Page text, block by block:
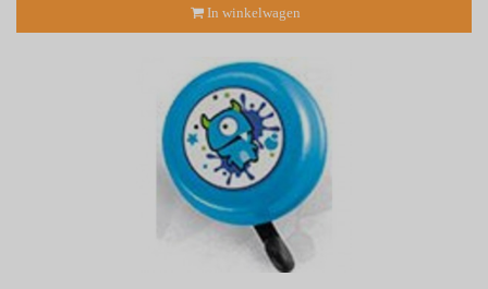
In winkelwagen